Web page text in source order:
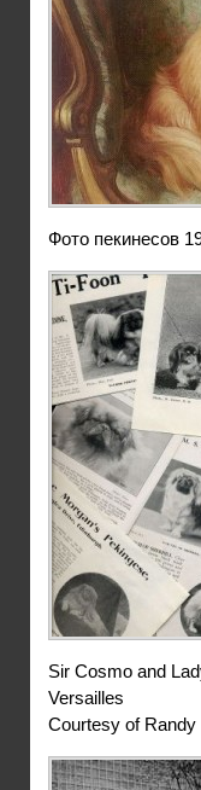
Фото пекинесов
Sir Cosmo and
Versailles
Courtesy of